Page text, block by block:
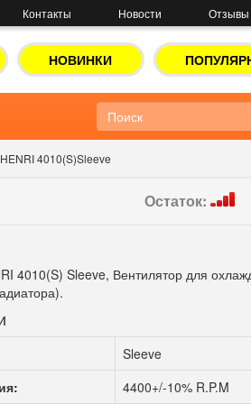
Контакты Новости Отзывы
НОВИНКИ
4010(S)Sleeve
Остаток:
4010(S) Sleeve, Вентилятор для
Sleeve
4400+/-10% R.P.M